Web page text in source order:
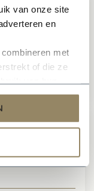
van onze site
en
met
of die ze
vloerzeep